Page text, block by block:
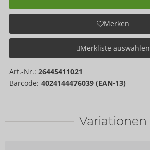
Merken
Merkliste auswählen
Art.-Nr.: 26445411021
Barcode: 4024144476039 (EAN-13)
Variationen